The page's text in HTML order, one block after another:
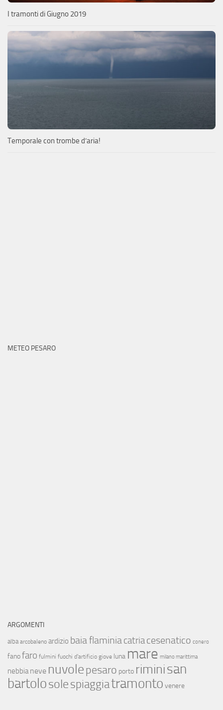
I tramonti di Giugno 2019
Temporale con trombe d’aria!
METEO PESARO
ARGOMENTI
alba arcobaleno ardizio baia flaminiacatriacesenatico conero
fanofaro fulmini fuochi d'artificio giove luna mare milano marittima
nebbia neve nuvolepesaro porto riminisan
bartolosolespiaggiatramonto venere